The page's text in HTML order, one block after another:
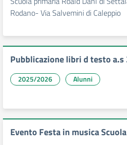
Rodano- Via Salvemini di Caleppio
Pubblicazione libri d testo
2025/2026 Alunni
Evento Festa in musica